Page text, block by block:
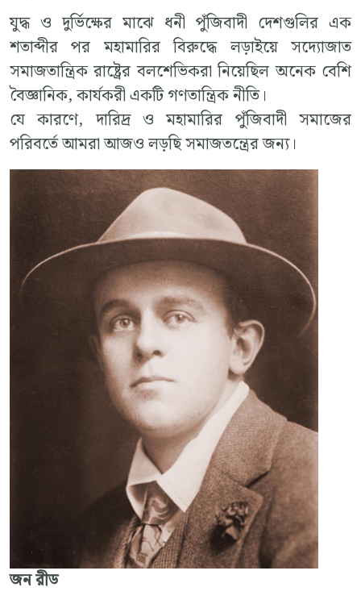
যুদ্ধ ও দুর্ভিক্ষের মাঝে ধনী পুঁজিবাদী দেশগুলির এক
শতাব্দীর পর মহামারির বিরুদ্ধে লড়াইয়ে সদ্যোজাত
সমাজতান্ত্রিক রাষ্ট্রের বলশেভিকরা নিয়েছিল অনেক বেশি
বৈজ্ঞানিক, কার্যকরী একটি গণতান্ত্রিক নীতি।
যে কারণে, দারিদ্র ও মহামারির পুঁজিবাদী সমাজের
পরিবর্তে আমরা আজও লড়ছি সমাজতন্ত্রের জন্য।
জন রীড